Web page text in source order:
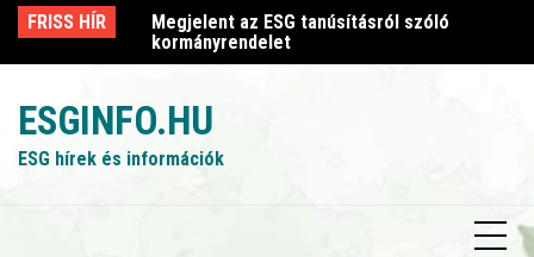
Skip
content
FRISS HÍR
szóló
Megjelent az ESG tanúsításról szóló
kormányrendelet
ESGINFO.HU
ESG hírek és információk